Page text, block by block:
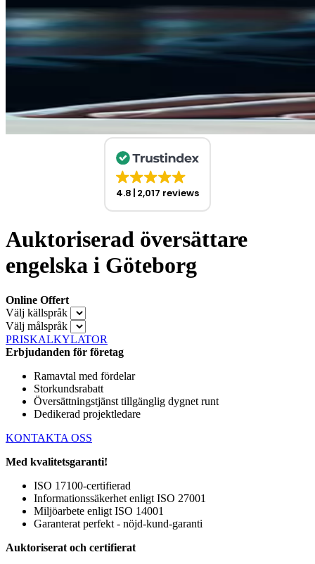
4.8 2,017 reviews
Auktoriserad översättare
engelska i Göteborg
Online Offert
Välj källspråk
Välj målspråk
PRISKALKYLATOR
Erbjudanden för företag
Ramavtal med fördelar
Storkundsrabatt
Översättningstjänst tillgänglig dygnet runt
Dedikerad projektledare
KONTAKTA OSS
Med kvalitetsgaranti!
ISO 17100-certifierad
Informationssäkerhet enligt ISO 27001
Miljöarbete enligt ISO 14001
Garanterat perfekt - nöjd-kund-garanti
Auktoriserat och certifierat